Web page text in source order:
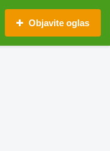
Objavite oglas